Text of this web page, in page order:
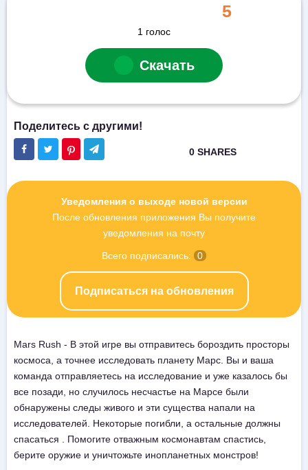
5
1 голос
Скачать
Уведомления о выходе новой версии
После обновления приложения Вы получите
уведомления на почту
Подписаться на обновления
Всего подписались: 0
Mars Rush - В этой игре вы отправитесь бороздить просторы
космоса, а точнее исследовать планету Марс. Вы и ваша
команда отправляетесь на исследование и уже казалось бы
все позади, но случилось несчастье на Марсе были
обнаружены следы живого и эти существа напали на
исследователей. Некоторые погибли, а остальные должны
спасаться . Помогите отважным космонавтам спастись,
берите оружие и уничтожьте инопланетных монстров!